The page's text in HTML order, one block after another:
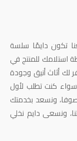
تكون دايمًا سلسة
استلامك للمنتج في
لك أثاث أنيق وجودة
سواء كنت تطلب لأول
ونسعد بخدمتك
ونسعى دايم نخلي